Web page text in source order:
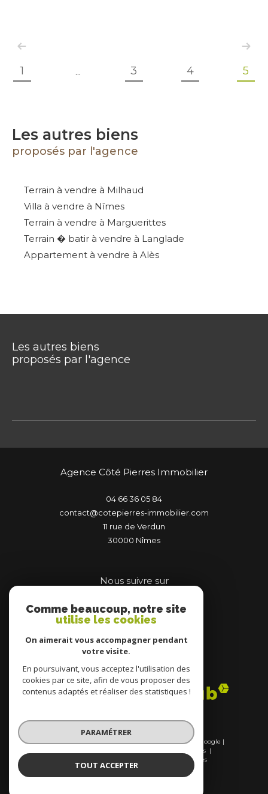
1 ... 3 4 5
Les autres biens
proposés par l'agence
Terrain à vendre à Milhaud
Villa à vendre à Nîmes
Terrain à vendre à Marguerittes
Terrain � batir à vendre à Langlade
Appartement à vendre à Alès
Les autres biens
proposés par l'agence
Agence Côté Pierres Immobilier
04 66 36 05 84
contact@cotepierres-immobilier.com
11 rue de Verdun
30000
nîmes
Nous suivre sur
Adhérents
© 2026 | Tous droits réservés | Traduction powered by Google |
Mentions légales
Cookies
Comme beaucoup, notre site
utilise les cookies
On aimerait vous accompagner pendant
votre visite.
En poursuivant, vous acceptez l'utilisation des
cookies par ce site, afin de vous proposer des
contenus adaptés et réaliser des statistiques !
PARAMÉTRER
TOUT ACCEPTER